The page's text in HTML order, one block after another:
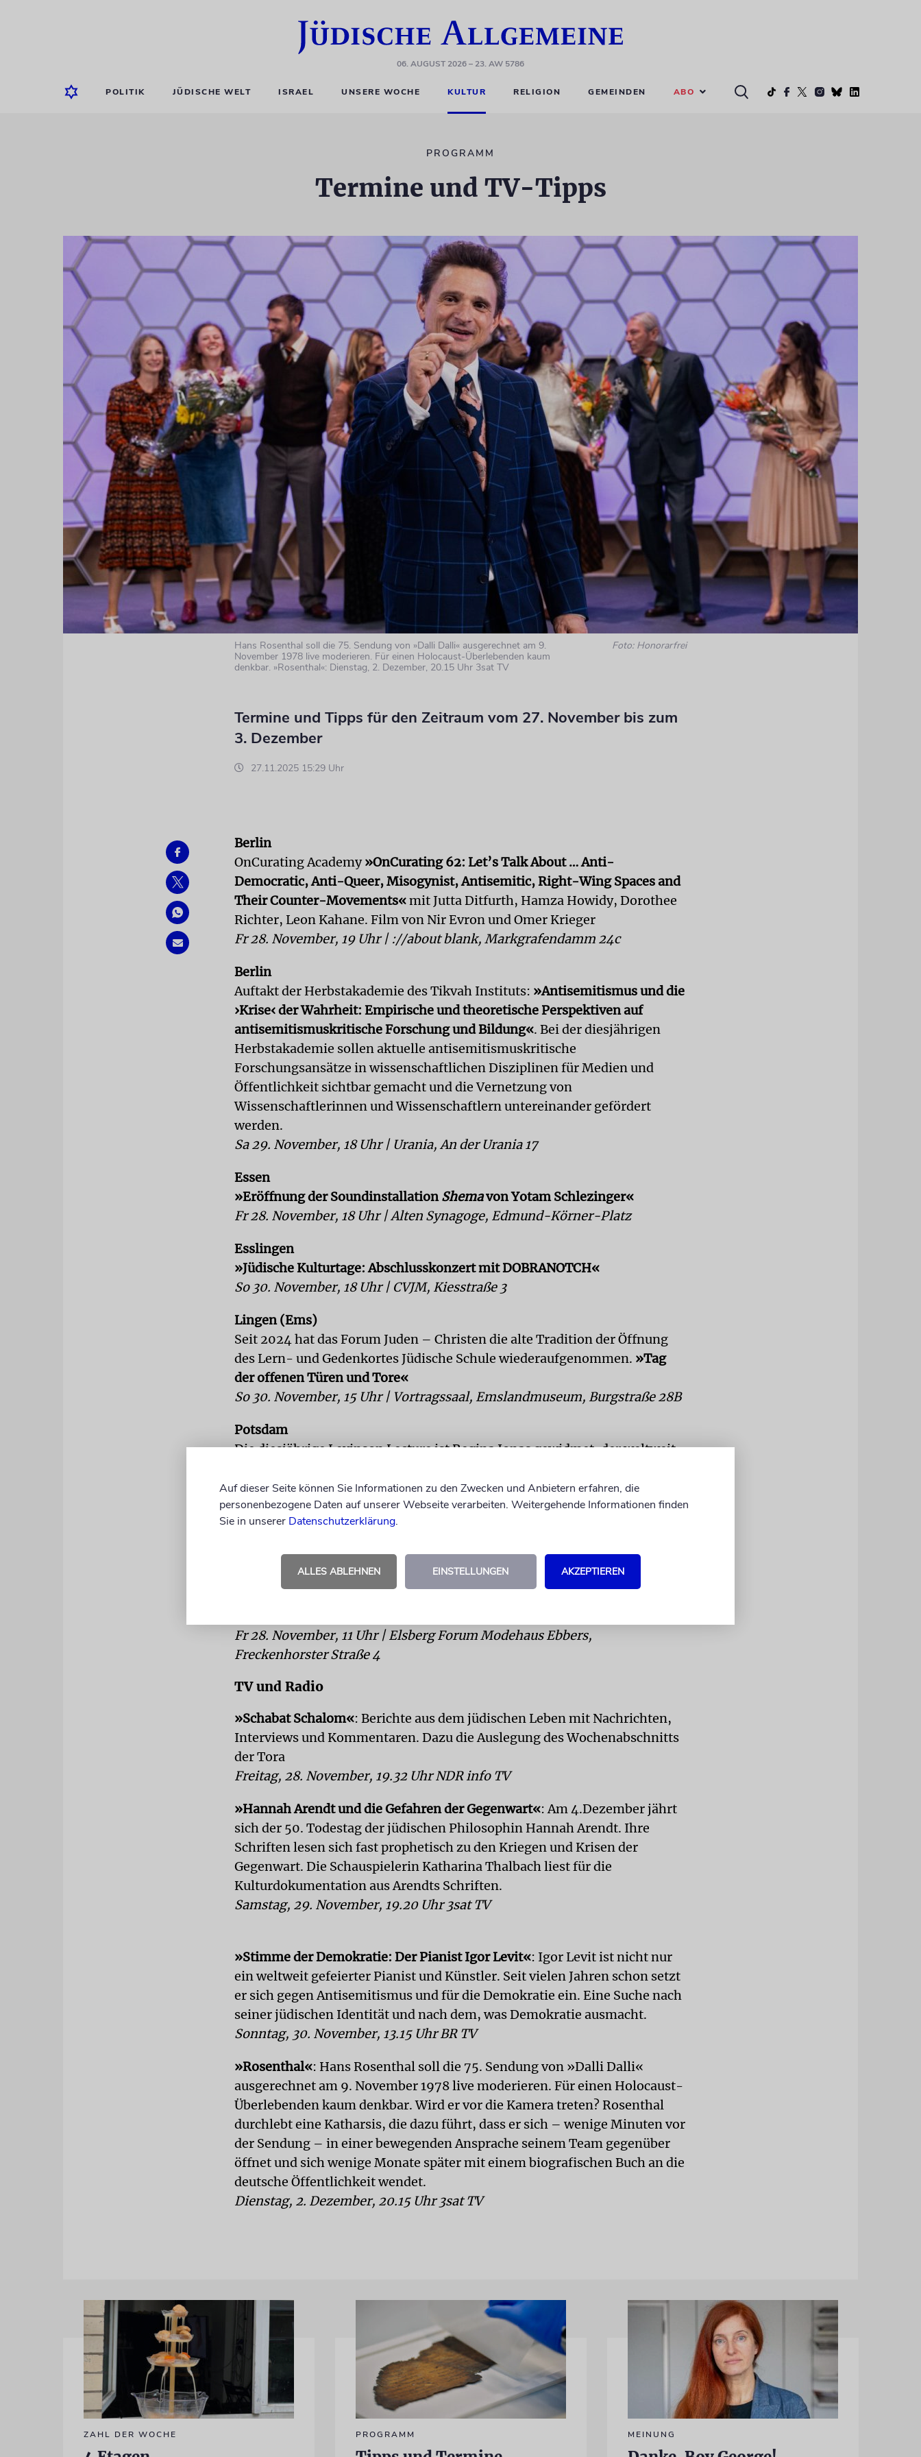
06. AUGUST 2026– 23. AW 5786
POLITIK JÜDISCHE WELT ISRAEL UNSERE WOCHE KULTUR RELIGION GEMEINDEN ABO
PROGRAMM
Termine und TV-Tipps
Hans Rosenthal soll die 75. Sendung von »Dalli Dalli« ausgerechnet am 9.
November 1978 live moderieren. Für einen Holocaust-Überlebenden kaum
denkbar. »Rosenthal«: Dienstag, 2. Dezember, 20.15 Uhr 3sat TV
Foto: Honorarfrei
Termine und Tipps für den Zeitraum vom 27. November bis zum
3. Dezember
27.11.2025 15:29 Uhr
Berlin
OnCurating Academy»OnCurating 62: Let’s Talk About … Anti-
Democratic, Anti-Queer, Misogynist, Antisemitic, Right-Wing Spaces and
Their Counter-Movements«mit Jutta Ditfurth, Hamza Howidy, Dorothee
Richter, Leon Kahane. Film von Nir Evron und Omer Krieger
Fr 28. November, 19 Uhr | ://about blank, Markgrafendamm 24c
Berlin
Auftakt der Herbstakademie des Tikvah Instituts: »Antisemitismus und die
›Krise‹ der Wahrheit: Empirische und theoretische Perspektiven auf
antisemitismuskritische Forschung und Bildung«. Bei der diesjährigen
Herbstakademie sollen aktuelle antisemitismuskritische
Forschungsansätze in wissenschaftlichen Disziplinen für Medien und
Öffentlichkeit sichtbar gemacht und die Vernetzung von
Wissenschaftlerinnen und Wissenschaftlern untereinander gefördert
werden.
Sa 29. November, 18 Uhr | Urania, An der Urania 17
Essen
»Eröffnung der SoundinstallationShemavon Yotam Schlezinger«
Fr 28. November, 18 Uhr | Alten Synagoge, Edmund-Körner-Platz
Esslingen
»Jüdische Kulturtage: Abschlusskonzert mit DOBRANOTCH«
So 30. November, 18 Uhr | CVJM, Kiesstraße 3
Lingen (Ems)
Seit 2024 hat das Forum Juden – Christen die alte Tradition der Öffnung
des Lern- und Gedenkortes Jüdische Schule wiederaufgenommen. »Tag
der offenen Türen und Tore«
So 30. November, 15 Uhr | Vortragssaal, Emslandmuseum, Burgstraße 28B
Potsdam
Die diesjährige Levinson Lecture ist Regina Jonas gewidmet, der weltweit
Rabbinerausbildung ihren Namen.»Mir war nie drum zu tun, die Erste zu
sein – Neue biografische Ansätze zu Rabbinerin Regina Jonas«–
Anmeldung unter info@levinson-stiftung.de
Am Neuen Palais 10
Fr 28. November, 11 Uhr | Elsberg Forum Modehaus Ebbers,
Freckenhorster Straße 4
TV und Radio
»Schabat Schalom«: Berichte aus dem jüdischen Leben mit Nachrichten,
Interviews und Kommentaren. Dazu die Auslegung des Wochenabschnitts
der Tora
Freitag, 28. November, 19.32 Uhr NDR info TV
»Hannah Arendt und die Gefahren der Gegenwart«: Am 4.Dezember jährt
sich der 50. Todestag der jüdischen Philosophin Hannah Arendt. Ihre
Schriften lesen sich fast prophetisch zu den Kriegen und Krisen der
Gegenwart. Die Schauspielerin Katharina Thalbach liest für die
Kulturdokumentation aus Arendts Schriften.
Samstag, 29. November, 19.20 Uhr 3sat TV
»Stimme der Demokratie: Der Pianist Igor Levit«: Igor Levit ist nicht nur
ein weltweit gefeierter Pianist und Künstler. Seit vielen Jahren schon setzt
er sich gegen Antisemitismus und für die Demokratie ein. Eine Suche nach
seiner jüdischen Identität und nach dem, was Demokratie ausmacht.
Sonntag, 30. November, 13.15 Uhr BR TV
»Rosenthal«: Hans Rosenthal soll die 75. Sendung von »Dalli Dalli«
ausgerechnet am 9. November 1978 live moderieren. Für einen Holocaust-
Überlebenden kaum denkbar. Wird er vor die Kamera treten? Rosenthal
durchlebt eine Katharsis, die dazu führt, dass er sich – wenige Minuten vor
der Sendung – in einer bewegenden Ansprache seinem Team gegenüber
öffnet und sich wenige Monate später mit einem biografischen Buch an die
deutsche Öffentlichkeit wendet.
Dienstag, 2. Dezember, 20.15 Uhr 3sat TV
ZAHL DER WOCHE PROGRAMM MEINUNG
Auf dieser Seite können Sie Informationen zu den Zwecken und Anbietern erfahren, die
personenbezogene Daten auf unserer Webseite verarbeiten. Weitergehende Informationen finden
Sie in unserer Datenschutzerklärung.
ALLES ABLEHNEN EINSTELLUNGEN AKZEPTIEREN